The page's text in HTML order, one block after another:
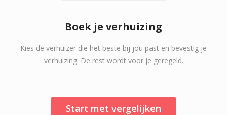
Boek je verhuizing
Kies de verhuizer die het beste bij jou past en bevestig je
verhuizing. De rest wordt voor je geregeld.
Start met vergelijken